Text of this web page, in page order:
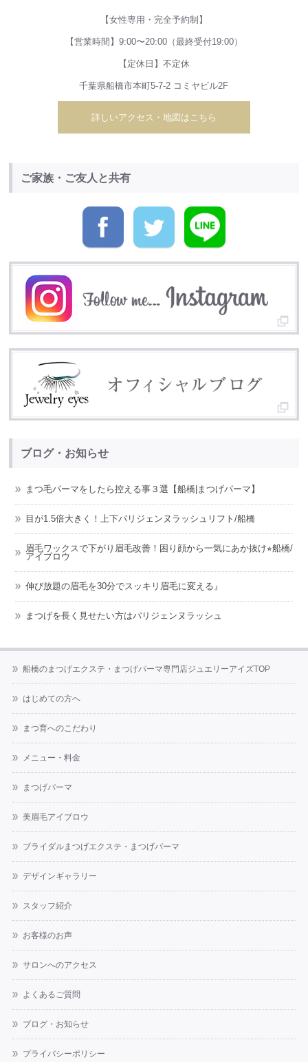
【女性専用・完全予約制】
【営業時間】9:00〜20:00（最終受付19:00）
【定休日】不定休
千葉県船橋市本町5-7-2 コミヤビル2F
詳しいアクセス・地図はこちら
ご家族・ご友人と共有
ブログ・お知らせ
まつ毛パーマをしたら控える事３選【船橋|まつげパーマ】
目が1.5倍大きく！上下パリジェンヌラッシュリフト/船橋
眉毛ワックスで下がり眉毛改善！困り顔から一気にあか抜け⭐︎船橋/
アイブロウ
伸び放題の眉毛を30分でスッキリ眉毛に変える』
まつげを長く見せたい方はパリジェンヌラッシュ
船橋のまつげエクステ・まつげパーマ専門店ジュエリーアイズTOP
はじめての方へ
まつ育へのこだわり
メニュー・料金
まつげパーマ
美眉毛アイブロウ
ブライダルまつげエクステ・まつげパーマ
デザインギャラリー
スタッフ紹介
お客様のお声
サロンへのアクセス
よくあるご質問
ブログ・お知らせ
プライバシーポリシー